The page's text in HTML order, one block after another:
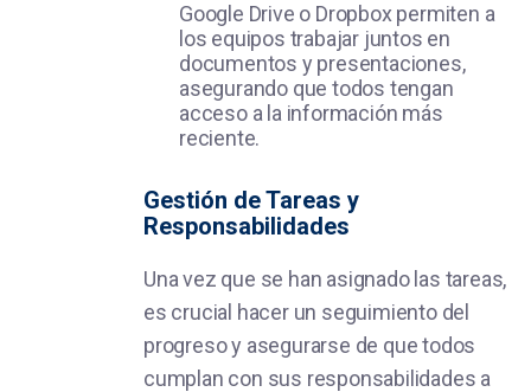
Google Drive o Dropbox permiten a
los equipos trabajar juntos en
documentos y presentaciones,
asegurando que todos tengan
acceso a la información más
reciente.
Gestión de Tareas y
Responsabilidades
Una vez que se han asignado las tareas,
es crucial hacer un seguimiento del
progreso y asegurarse de que todos
cumplan con sus responsabilidades a